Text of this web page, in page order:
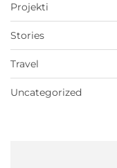
Projekti
Stories
Travel
Uncategorized